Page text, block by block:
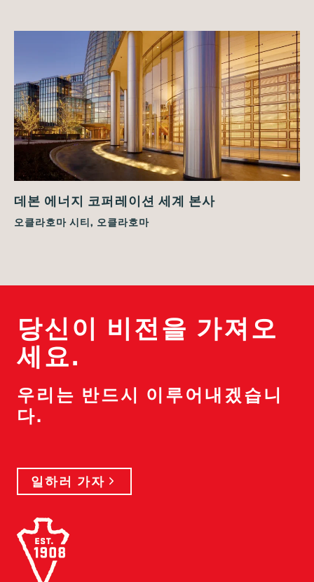
데본 에너지 코퍼레이션 세계 본사
오클라호마 시티, 오클라호마
당신이 비전을 가져오
세요.
우리는 반드시 이루어내겠습니
다.
일하러 가자